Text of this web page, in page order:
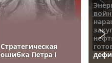
Стратегическая
ошибка Петра I